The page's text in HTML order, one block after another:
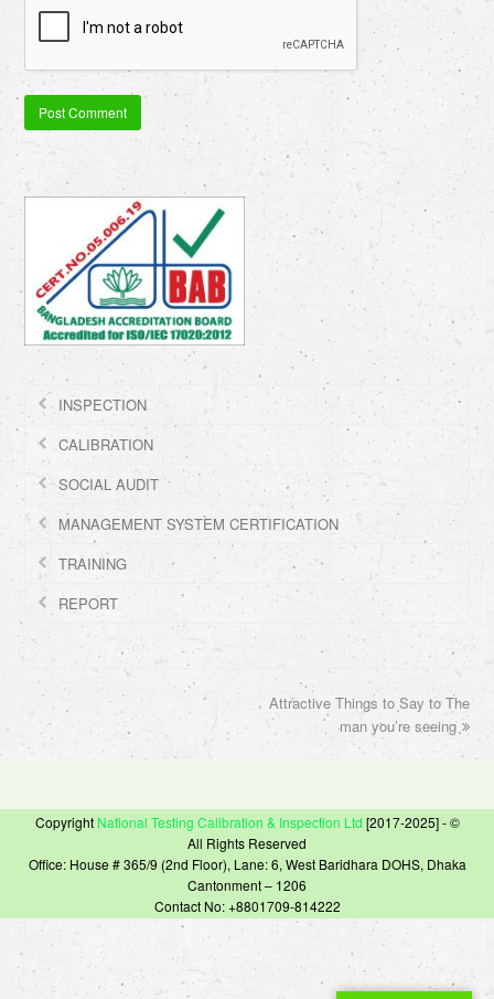
INSPECTION
CALIBRATION
SOCIAL AUDIT
MANAGEMENT SYSTEM CERTIFICATION
TRAINING
REPORT
next
Attractive Things to Say to The
man you’re seeing
Copyright National Testing Calibration & Inspection Ltd [2017-2025] - ©
All Rights Reserved
Office: House # 365/9 (2nd Floor), Lane: 6, West Baridhara DOHS, Dhaka
Cantonment – 1206
Contact No: +8801709-814222